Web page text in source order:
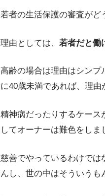
若者の生活保護の審査がど
理由としては、 若者だと働
高齢の場合は理由はシン
に40歳未満であれば、理由
精神病だったりするケース
してオーナーは難色をしま
慈善でやっているわけでは
んし、世の中はそういうも